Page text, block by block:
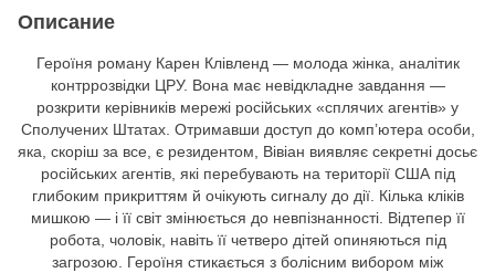
Описание
Героїня роману Карен Клівленд — молода жінка, аналітик
контррозвідки ЦРУ. Вона має невідкладне завдання —
розкрити керівників мережі російських «сплячих агентів» у
Сполучених Штатах. Отримавши доступ до комп’ютера особи,
яка, скоріш за все, є резидентом, Вівіан виявляє секретні досьє
російських агентів, які перебувають на території США під
глибоким прикриттям й очікують сигналу до дії. Кілька кліків
мишкою — і її світ змінюється до невпізнанності. Відтепер її
робота, чоловік, навіть її четверо дітей опиняються під
загрозою. Героїня стикається з болісним вибором між